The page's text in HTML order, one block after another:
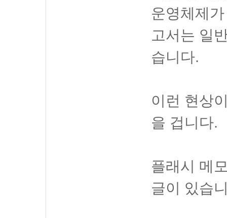
운영체제
고서는 일
습니다.
이런 현상
을 겁니다.
플래시 메
글이 있습